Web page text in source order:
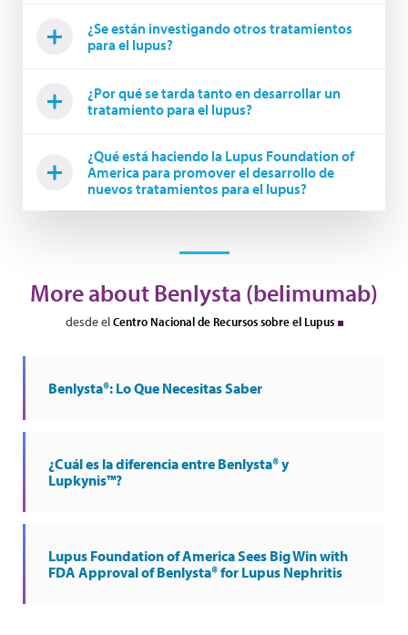
¿Se están investigando otros tratamientos
para el lupus?
¿Por qué se tarda tanto en desarrollar un
tratamiento para el lupus?
¿Qué está haciendo la Lupus Foundation of
America para promover el desarrollo de
nuevos tratamientos para el lupus?
More about Benlysta (belimumab)
desde elCentro Nacional de Recursos sobre el Lupus
Benlysta®: Lo Que Necesitas Saber
¿Cuál es la diferencia entre Benlysta® y
Lupkynis™?
Lupus Foundation of America Sees Big Win with
FDA Approval of Benlysta® for Lupus Nephritis